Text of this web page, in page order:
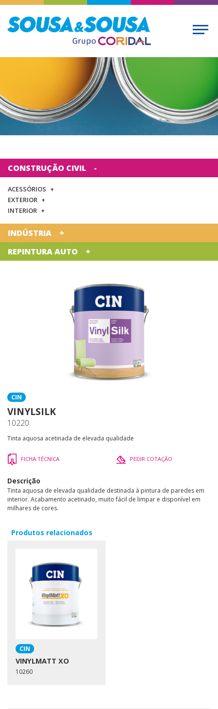
CONSTRUÇÃO CIVIL
ACESSÓRIOS
EXTERIOR
INTERIOR
INDÚSTRIA
REPINTURA AUTO
CIN
VINYLSILK
10220
Tinta aquosa acetinada de elevada qualidade
FICHA TÉCNICA PEDIR COTAÇÃO
Descrição
Tinta aquosa de elevada qualidade destinada à pintura de paredes em
interior. Acabamento acetinado, muito fácil de limpar e disponível em
milhares de cores.
Produtos relacionados
CIN
VINYLMATT XO
10260